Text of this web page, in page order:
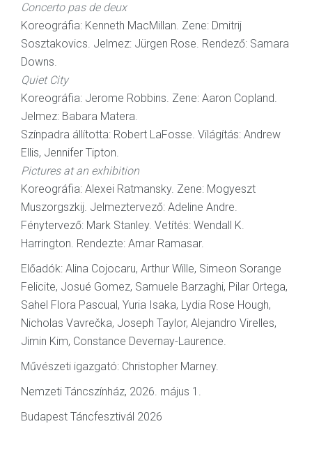
Concerto pas de deux
Koreográfia: Kenneth MacMillan. Zene: Dmitrij
Sosztakovics. Jelmez: Jürgen Rose. Rendező: Samara
Downs.
Quiet City
Koreográfia: Jerome Robbins. Zene: Aaron Copland.
Jelmez: Babara Matera.
Színpadra állította: Robert LaFosse. Világítás: Andrew
Ellis, Jennifer Tipton.
Pictures at an exhibition
Koreográfia: Alexei Ratmansky. Zene: Mogyeszt
Muszorgszkij. Jelmeztervező: Adeline Andre.
Fénytervező: Mark Stanley. Vetítés: Wendall K.
Harrington. Rendezte: Amar Ramasar.
Előadók: Alina Cojocaru, Arthur Wille, Simeon Sorange
Felicite, Josué Gomez, Samuele Barzaghi, Pilar Ortega,
Sahel Flora Pascual, Yuria Isaka, Lydia Rose Hough,
Nicholas Vavrečka, Joseph Taylor, Alejandro Virelles,
Jimin Kim, Constance Devernay-Laurence.
Művészeti igazgató: Christopher Marney.
Nemzeti Táncszínház, 2026. május 1.
Budapest Táncfesztivál 2026